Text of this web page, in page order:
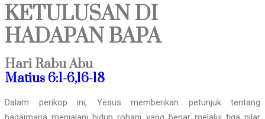
KETULUSAN DI
HADAPAN BAPA
Hari Rabu Abu
Matius 6:1-6,16-18
Dalam perikop ini, Yesus memberikan petunjuk tentang